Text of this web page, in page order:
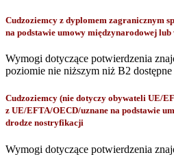
Cudzoziemcy z dyplomem zagranicznym
na podstawie umowy międzynarodowej
Wymogi dotyczące potwierdzenia
poziomie nie niższym niż B2 dostępne
Cudzoziemcy (nie dotyczy obywateli UE/
z UE/EFTA/OECD/uznane na podstawie
drodze nostryfikacji
Wymogi dotyczące potwierdzenia